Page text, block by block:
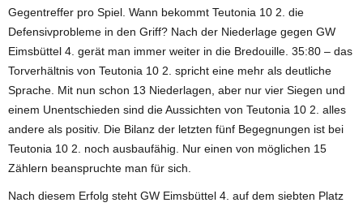
Gegentreffer pro Spiel. Wann bekommt Teutonia 10 2. die
Defensivprobleme in den Griff? Nach der Niederlage gegen GW
Eimsbüttel 4. gerät man immer weiter in die Bredouille. 35:80 – das
Torverhältnis von Teutonia 10 2. spricht eine mehr als deutliche
Sprache. Mit nun schon 13 Niederlagen, aber nur vier Siegen und
einem Unentschieden sind die Aussichten von Teutonia 10 2. alles
andere als positiv. Die Bilanz der letzten fünf Begegnungen ist bei
Teutonia 10 2. noch ausbaufähig. Nur einen von möglichen 15
Zählern beanspruchte man für sich.
Nach diesem Erfolg steht GW Eimsbüttel 4. auf dem siebten Platz